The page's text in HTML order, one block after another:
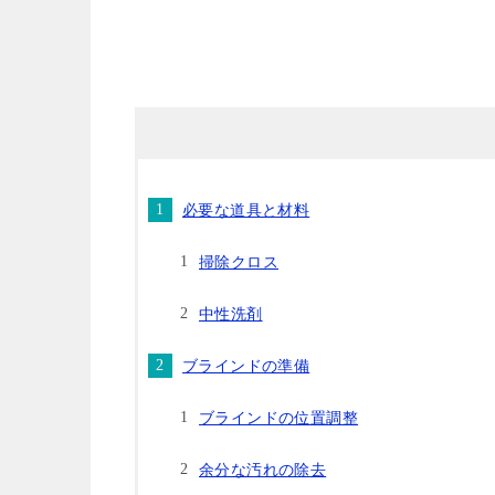
必要な道具と材料
掃除クロス
中性洗剤
ブラインドの準備
ブラインドの位置調整
余分な汚れの除去